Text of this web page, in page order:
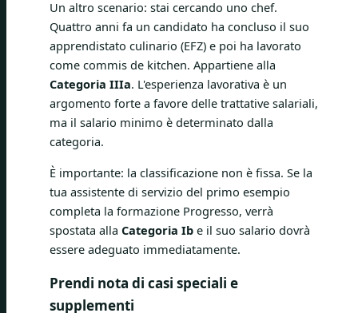
Un altro scenario: stai cercando uno chef.
Quattro anni fa un candidato ha concluso il suo
apprendistato culinario (EFZ) e poi ha lavorato
come commis de kitchen. Appartiene alla
Categoria IIIa. L'esperienza lavorativa è un
argomento forte a favore delle trattative salariali,
ma il salario minimo è determinato dalla
categoria.
È importante: la classificazione non è fissa. Se la
tua assistente di servizio del primo esempio
completa la formazione Progresso, verrà
spostata alla Categoria Ib e il suo salario dovrà
essere adeguato immediatamente.
Prendi nota di casi speciali e
supplementi